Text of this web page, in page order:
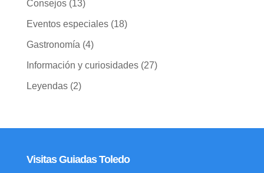
Consejos(13)
Eventos especiales(18)
Gastronomía(4)
Información y curiosidades(27)
Leyendas(2)
Visitas Guiadas Toledo